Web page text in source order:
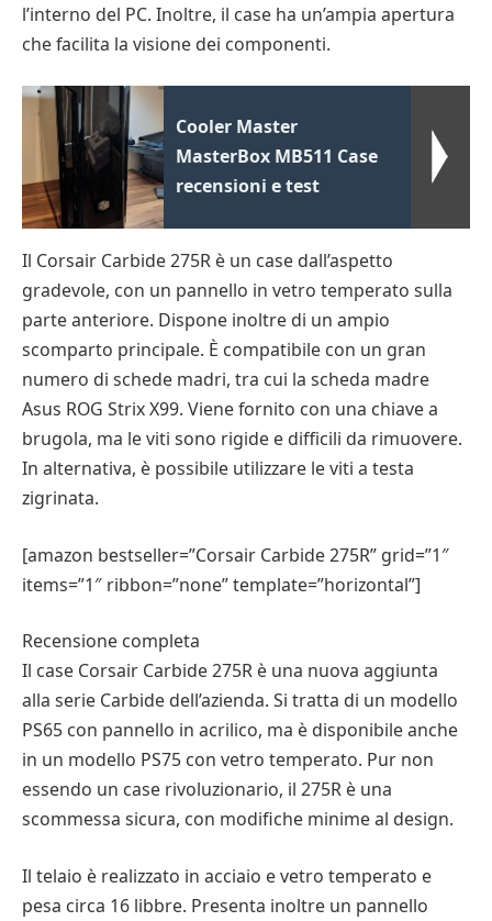
l’interno del PC. Inoltre, il case ha un’ampia apertura
che facilita la visione dei componenti.
Cooler Master
MasterBox MB511 Case
recensioni e test
Il Corsair Carbide 275R è un case dall’aspetto
gradevole, con un pannello in vetro temperato sulla
parte anteriore. Dispone inoltre di un ampio
scomparto principale. È compatibile con un gran
numero di schede madri, tra cui la scheda madre
Asus ROG Strix X99. Viene fornito con una chiave a
brugola, ma le viti sono rigide e difficili da rimuovere.
In alternativa, è possibile utilizzare le viti a testa
zigrinata.
[amazon bestseller=”Corsair Carbide 275R” grid=”1″
items=”1″ ribbon=”none” template=”horizontal”]
Recensione completa
Il case Corsair Carbide 275R è una nuova aggiunta
alla serie Carbide dell’azienda. Si tratta di un modello
PS65 con pannello in acrilico, ma è disponibile anche
in un modello PS75 con vetro temperato. Pur non
essendo un case rivoluzionario, il 275R è una
scommessa sicura, con modifiche minime al design.
Il telaio è realizzato in acciaio e vetro temperato e
pesa circa 16 libbre. Presenta inoltre un pannello